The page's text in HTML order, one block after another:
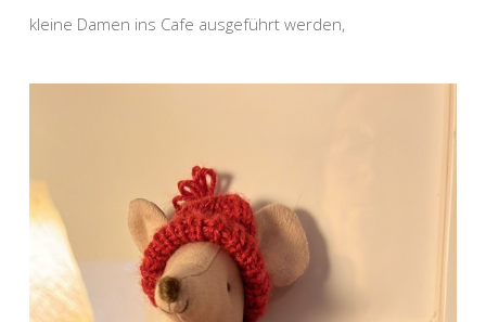
kleine Damen ins Cafe ausgeführt werden,